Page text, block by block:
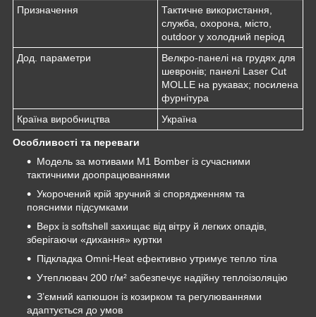
Призначення
Тактичне використання,
служба, охорона, місто,
outdoor у холодний період
Дод. параметри
Велкро-панелі на грудях для
шевронів; панелі Laser Cut
MOLLE на рукавах; посилена
фурнітура
Країна виробництва
Україна
Особливості та переваги
Модель за мотивами М1 Bomber із сучасними
тактичними доопрацюваннями
Укорочений крій зручний зі спорядженням та
поясними підсумками
Верх із softshell захищає від вітру й легких опадів,
зберігаючи «дихання» куртки
Підкладка Omni-Heat ефективно утримує тепло тіла
Утеплювач 200 г/м² забезпечує надійну теплоізоляцію
З’ємний капюшон із козирком та регулюваннями
адаптується до умов